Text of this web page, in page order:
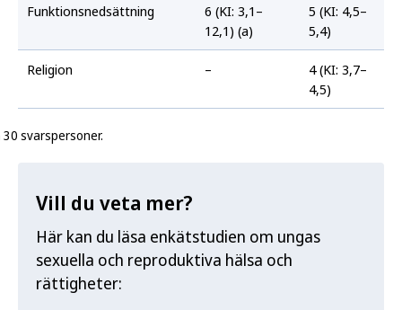
Funktionsnedsättning
6 (KI: 3,1–
12,1) (a)
5 (KI: 4,5–
5,4)
Religion –
4 (KI: 3,7–
4,5)
30 svarspersoner.
Vill du veta mer?
Här kan du läsa enkätstudien om ungas
sexuella och reproduktiva hälsa och
rättigheter: